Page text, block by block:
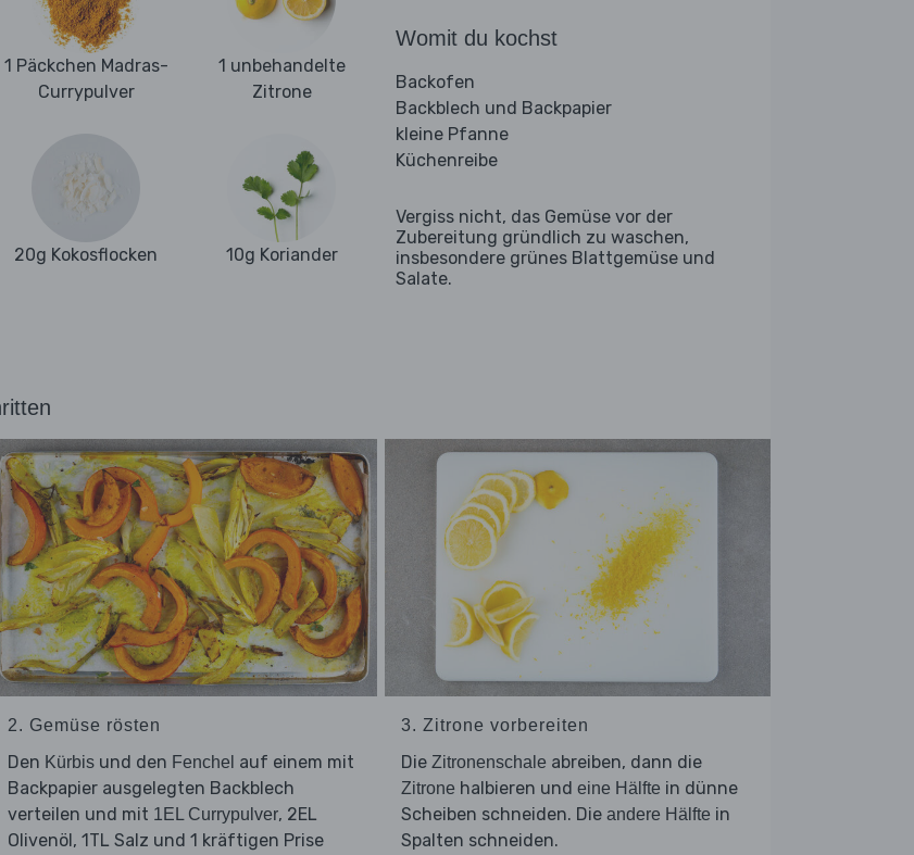
1 Päckchen Madras-
Currypulver
1 unbehandelte
Zitrone
20g Kokosflocken 10g Koriander
Womit du kochst
Backofen
Backblech und Backpapier
kleine Pfanne
Küchenreibe
Vergiss nicht, das Gemüse vor der
Zubereitung gründlich zu waschen,
insbesondere grünes Blattgemüse und
Salate.
2. Gemüse rösten
Den Kürbisund den Fenchel auf einem mit
Backpapier ausgelegten Backblech
verteilen und mit 1EL Currypulver, 2EL
Olivenöl, 1TL Salz und 1 kräftigen Prise
3. Zitrone vorbereiten
Die Zitronenschale abreiben, dann die
Zitrone halbieren und eine Hälfte in dünne
Scheiben schneiden. Die andere Hälfte in
Spalten schneiden.